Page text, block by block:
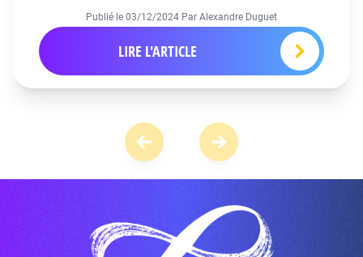
Publié le 03/12/2024 Par Alexandre Duguet
LIRE L'ARTICLE